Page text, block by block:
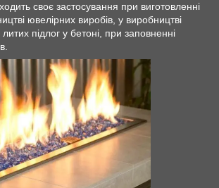
своє застосування при виготовленні
ювелірних виробів, у виробництві
підлог у бетоні, при заповненні